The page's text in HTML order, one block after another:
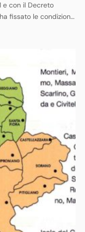
e con il Decreto
fissato le condizioni
della